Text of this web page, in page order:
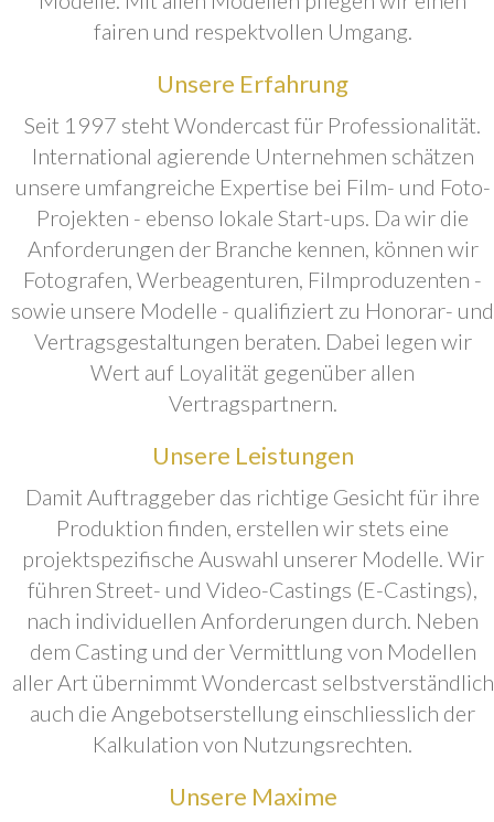
fairen und respektvollen Umgang.
Unsere Erfahrung
Seit 1997 steht Wondercast für Professionalität.
International agierende Unternehmen schätzen
unsere umfangreiche Expertise bei Film- und Foto-
Projekten - ebenso lokale Start-ups. Da wir die
Anforderungen der Branche kennen, können wir
Fotografen, Werbeagenturen, Filmproduzenten -
sowie unsere Modelle - qualifiziert zu Honorar- und
Vertragsgestaltungen beraten. Dabei legen wir
Wert auf Loyalität gegenüber allen
Vertragspartnern.
Unsere Leistungen
Damit Auftraggeber das richtige Gesicht für ihre
Produktion finden, erstellen wir stets eine
projektspezifische Auswahl unserer Modelle. Wir
führen Street- und Video-Castings (E-Castings),
nach individuellen Anforderungen durch. Neben
dem Casting und der Vermittlung von Modellen
aller Art übernimmt Wondercast selbstverständlich
auch die Angebotserstellung einschliesslich der
Kalkulation von Nutzungsrechten.
Unsere Maxime